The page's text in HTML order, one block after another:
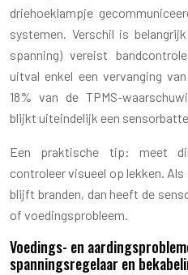
driehoeklampje
systemen. Verschil is
spanning) vereist
uitval enkel een vervanging
18% van de TPMS-
blijkt uiteindelijk een
Een praktische tip: meet
controleer visueel op lekken.
blijft branden, dan heeft de
of voedingsprobleem.
Voedings- en
spanningsregelaar en